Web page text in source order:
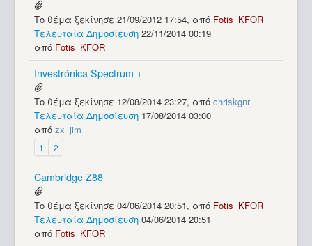
Το θέμα ξεκίνησε 21/09/2012 17:54, από Fotis_KFOR
Τελευταία Δημοσίευση 22/11/2014 00:19
από Fotis_KFOR
Investrónica Spectrum +
Το θέμα ξεκίνησε 12/08/2014 23:27, από chriskgnr
Τελευταία Δημοσίευση 17/08/2014 03:00
από zx_jim
1 2
Cambridge Z88
Το θέμα ξεκίνησε 04/06/2014 20:51, από Fotis_KFOR
Τελευταία Δημοσίευση 04/06/2014 20:51
από Fotis_KFOR